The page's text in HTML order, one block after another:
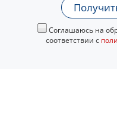
Соглашаюсь на
соответствии с